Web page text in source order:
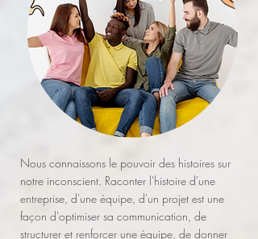
Nous connaissons le pouvoir des histoires sur
notre inconscient. Raconter l'histoire d'une
entreprise, d'une équipe, d'un projet est une
façon d'optimiser sa communication, de
structurer et renforcer une équipe, de donner